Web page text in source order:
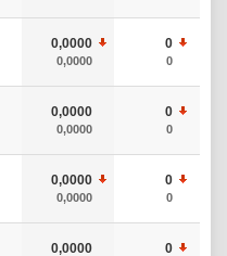
0,0000
0,0000
0
0
0,0000
0,0000
0
0
0,0000
0,0000
0
0
0,0000 0